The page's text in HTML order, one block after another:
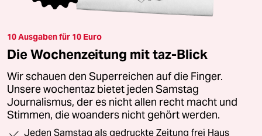
10 Ausgaben für 10 Euro
Die Wochenzeitung mit taz-Blick
Wir schauen den Superreichen auf die Finger.
Unsere wochentaz bietet jeden Samstag
Journalismus, der es nicht allen recht macht und
Stimmen, die woanders nicht gehört werden.
Jeden Samstag als gedruckte Zeitung frei Haus